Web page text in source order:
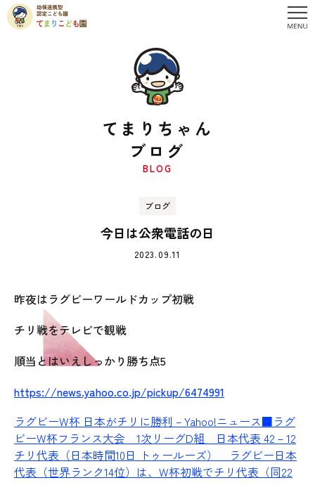
てまりちゃん
ブログ
BLOG
ブログ
今日は公衆電話の日
2023.09.11
昨夜はラグビーワールドカップ初戦
チリ戦をテレビで観戦
順当とはいえしっかり勝ち点5
https://news.yahoo.co.jp/pickup/6474991
ラグビーW杯 日本がチリに勝利 – Yahoo!ニュース■ラグ
ビーW杯フランス大会 1次リーグD組 日本代表 42－12
チリ代表（日本時間10日 トゥールーズ） ラグビー日本
代表（世界ランク14位）は、W杯初戦でチリ代表（同22